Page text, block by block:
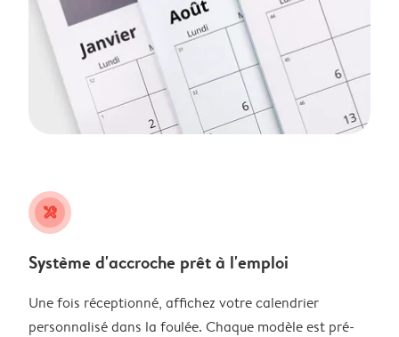
tools
Système d'accroche prêt à l'emploi
Une fois réceptionné, affichez votre calendrier
personnalisé dans la foulée. Chaque modèle est pré-